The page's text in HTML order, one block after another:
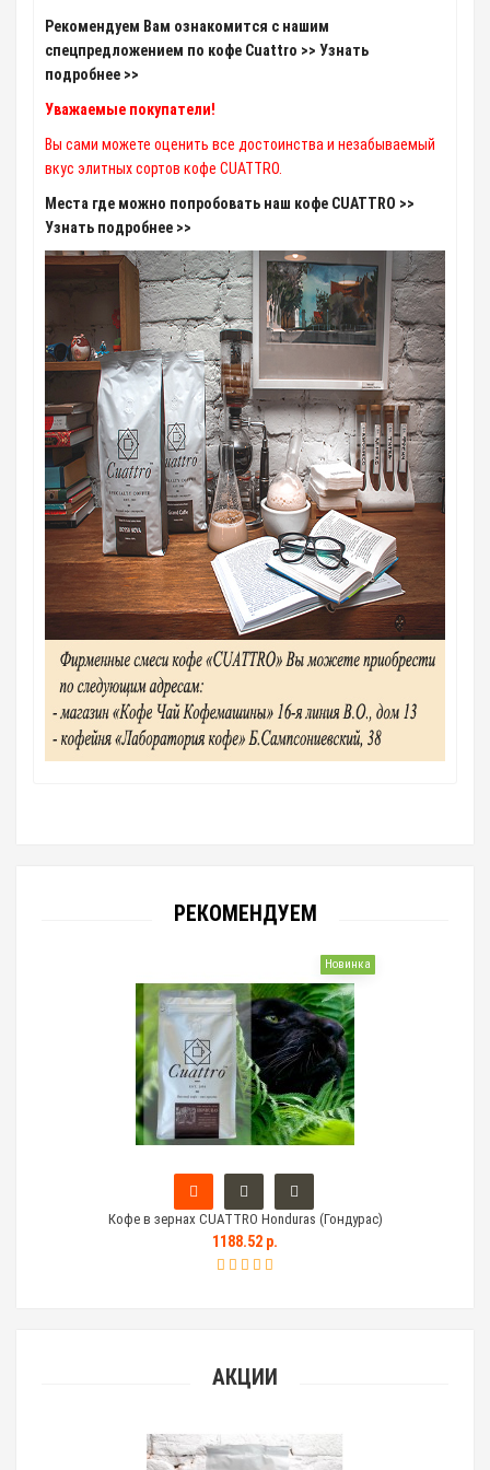
Рекомендуем Вам ознакомится с нашим
спецпредложением по кофе Cuattro >> Узнать
подробнее >>
Уважаемые покупатели!
Вы сами можете оценить все достоинства и незабываемый
вкус элитных сортов кофе CUATTRO.
Места где можно попробовать наш кофе CUATTRO >>
Узнать подробнее >>
РЕКОМЕНДУЕМ
Новинка
Кофе в зернах CUATTRO Honduras (Гондурас)
1188.52 р.
АКЦИИ